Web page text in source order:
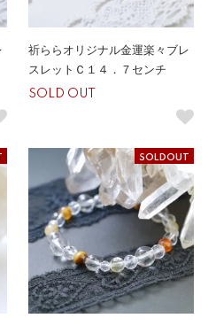
祈ららオリジナル金運楽々ブレ
スレットＣ１４．７センチ
SOLD OUT
SOLDOUT